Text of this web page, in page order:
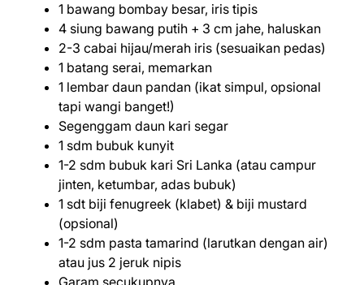
1 bawang bombay besar, iris tipis
4 siung bawang putih + 3 cm jahe, haluskan
2-3 cabai hijau/merah iris (sesuaikan pedas)
1 batang serai, memarkan
1 lembar daun pandan (ikat simpul, opsional
tapi wangi banget!)
Segenggam daun kari segar
1 sdm bubuk kunyit
1-2 sdm bubuk kari Sri Lanka (atau campur
jinten, ketumbar, adas bubuk)
1 sdt biji fenugreek (klabet) & biji mustard
(opsional)
1-2 sdm pasta tamarind (larutkan dengan air)
atau jus 2 jeruk nipis